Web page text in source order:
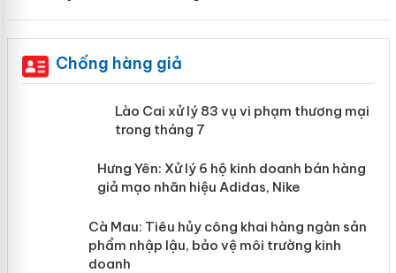
Chống hàng giả
Lào Cai xử lý 83 vụ vi phạm thương
mại trong tháng 7
Hưng Yên: Xử lý 6 hộ kinh doanh bán
hàng giả mạo nhãn hiệu Adidas, Nike